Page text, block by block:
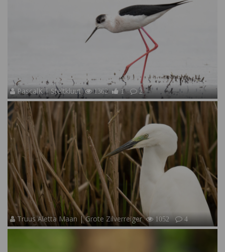
PascalK | Steltkluut 1362 1 2
Truus Aletta Maan | Grote Zilverreiger 1052 4